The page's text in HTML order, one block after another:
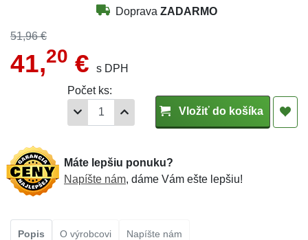
Doprava ZADARMO
51,96 €
41,20 €
s DPH
Počet ks:
Vložiť do košíka
Máte lepšiu ponuku?
Napíšte nám, dáme Vám ešte lepšiu!
Popis O výrobcovi Napíšte nám